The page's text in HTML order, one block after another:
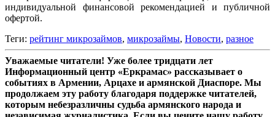
индивидуальной финансовой рекомендацией и публичной
офертой.
Теги: рейтинг микрозаймов, микрозаймы, Новости, разное
Уважаемые читатели! Уже более тридцати лет
Информационный центр «Еркрамас» рассказывает о
событиях в Армении, Арцахе и армянской Диаспоре. Мы
продолжаем эту работу благодаря поддержке читателей,
которым небезразличны судьба армянского народа и